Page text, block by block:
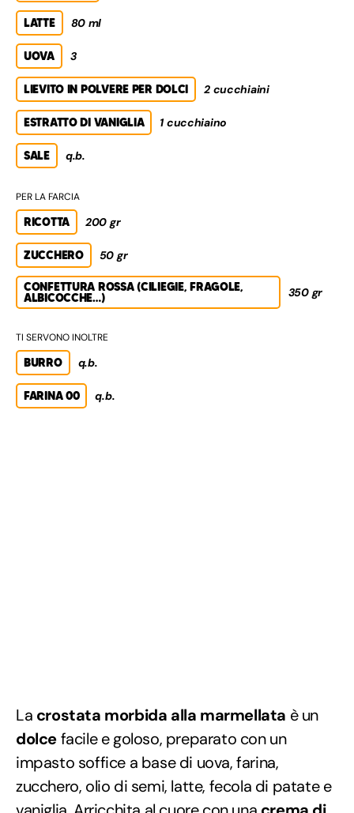
LATTE 80 ml
UOVA 3
LIEVITO IN POLVERE PER DOLCI 2 cucchiaini
ESTRATTO DI VANIGLIA 1 cucchiaino
SALE q.b.
PER LA FARCIA
RICOTTA 200 gr
ZUCCHERO 50 gr
CONFETTURA ROSSA (CILIEGIE, FRAGOLE,
ALBICOCCHE…) 350 gr
TI SERVONO INOLTRE
BURRO q.b.
FARINA 00 q.b.
La crostata morbida alla marmellata è un
dolcefacile e goloso, preparato con un
impasto soffice a base di uova, farina,
zucchero, olio di semi, latte, fecola di patate e